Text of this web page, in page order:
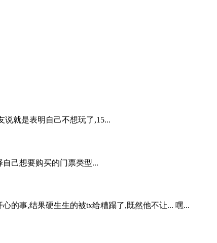
说就是表明自己不想玩了,15...
自己想要购买的门票类型...
的事,结果硬生生的被tx给糟蹋了,既然他不让... 嘿...